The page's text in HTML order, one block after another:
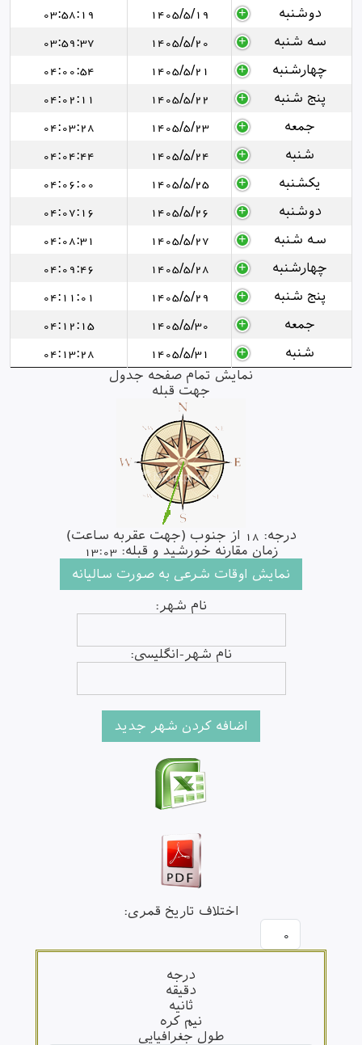
دوشنبه 1405/5/19
03:58:19
سه شنبه
1405/5/20
03:59:37
چهارشنبه
1405/5/21
04:00:54
پنج شنبه
1405/5/22
04:02:11
جمعه
1405/5/23
04:03:28
شنبه
1405/5/24
04:04:44
یکشنبه
1405/5/25
04:06:00
دوشنبه
1405/5/26
04:07:16
سه شنبه
1405/5/27
04:08:31
چهارشنبه
1405/5/28
04:09:46
پنج شنبه
1405/5/29
04:11:01
جمعه
1405/5/30
04:12:15
شنبه
1405/5/31
04:13:28
نمایش تمام صفحه جدول
جهت قبله
درجه: 18 از جنوب (جهت عقربه ساعت)
زمان مقارنه خورشید و قبله: 13:03
نام شهر:
نام شهر-انگلیسی:
اختلاف تاریخ قمری:
درجه
دقیقه
ثانیه
نیم کره
طول جغرافیایی